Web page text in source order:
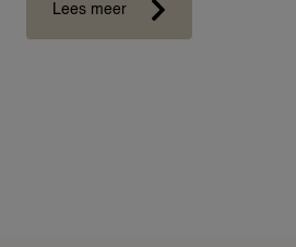
Lees meer